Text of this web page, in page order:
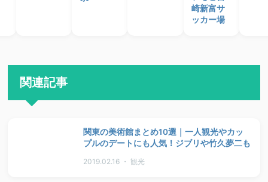
崎新富サ
ッカー場
関連記事
関東の美術館まとめ10選｜一人観光やカッ
プルのデートにも人気！ジブリや竹久夢二も
2019.02.16 ・ 観光